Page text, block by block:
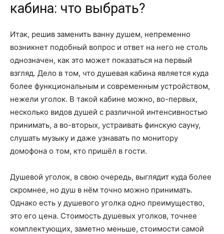
кабина: что выбрать?
Итак, решив заменить ванну душем, непременно
возникнет подобный вопрос и ответ на него не столь
однозначен, как это может показаться на первый
взгляд. Дело в том, что душевая кабина является куда
более функциональным и современным устройством,
нежели уголок. В такой кабине можно, во-первых,
несколько видов душей с различной интенсивностью
принимать, а во-вторых, устраивать финскую сауну,
слушать музыку и даже узнавать по монитору
домофона о том, кто пришёл в гости.
Душевой уголок, в свою очередь, выглядит куда более
скромнее, но душ в нём точно можно принимать.
Однако есть у душевого уголка одно преимущество,
это его цена. Стоимость душевых уголков, точнее
комплектующих, заметно меньше, стоимости самой